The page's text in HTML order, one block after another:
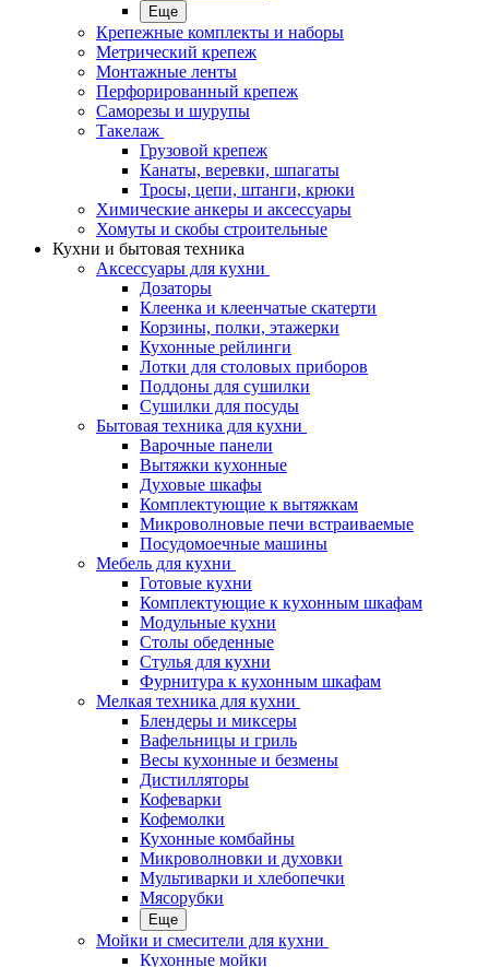
Еще
Крепежные комплекты и наборы
Метрический крепеж
Монтажные ленты
Перфорированный крепеж
Саморезы и шурупы
Такелаж
Грузовой крепеж
Канаты, веревки, шпагаты
Тросы, цепи, штанги, крюки
Химические анкеры и аксессуары
Хомуты и скобы строительные
Кухни и бытовая техника
Аксессуары для кухни
Дозаторы
Клеенка и клеенчатые скатерти
Корзины, полки, этажерки
Кухонные рейлинги
Лотки для столовых приборов
Поддоны для сушилки
Сушилки для посуды
Бытовая техника для кухни
Варочные панели
Вытяжки кухонные
Духовые шкафы
Комплектующие к вытяжкам
Микроволновые печи встраиваемые
Посудомоечные машины
Мебель для кухни
Готовые кухни
Комплектующие к кухонным шкафам
Модульные кухни
Столы обеденные
Стулья для кухни
Фурнитура к кухонным шкафам
Мелкая техника для кухни
Блендеры и миксеры
Вафельницы и гриль
Весы кухонные и безмены
Дистилляторы
Кофеварки
Кофемолки
Кухонные комбайны
Микроволновки и духовки
Мультиварки и хлебопечки
Мясорубки
Еще
Мойки и смесители для кухни
Кухонные мойки